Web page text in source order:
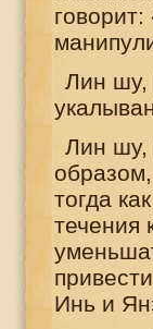
Лин шу,
Лин шу,
тогда
течения
Инь и